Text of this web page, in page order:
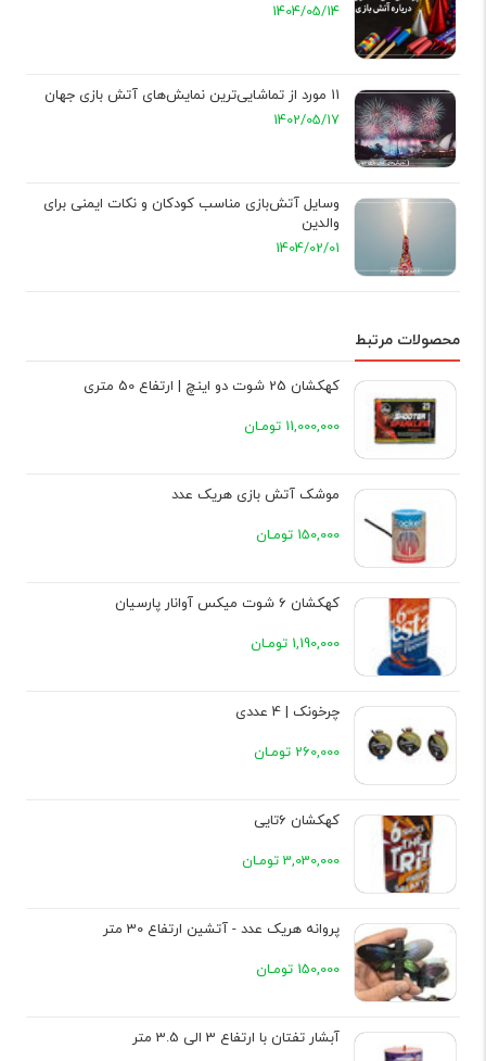
1404/05/14
11 مورد از تماشایی‌ترین نمایش‌های آتش ‌بازی جهان
1402/05/17
وسایل آتش‌بازی مناسب کودکان و نکات ایمنی برای
والدین
1404/02/01
محصولات مرتبط
کهکشان 25 شوت دو اینچ | ارتفاع 50 متری
11,000,000 تومـان
موشک آتش بازی هریک عدد
150,000 تومـان
کهکشان 6 شوت میکس آوانار پارسیان
1,190,000 تومـان
چرخونک | 4 عددی
260,000 تومـان
کهکشان 6تایی
3,030,000 تومـان
پروانه هریک عدد - آتشین ارتفاع 30 متر
150,000 تومـان
آبشار تفتان با ارتفاع 3 الی 3.5 متر